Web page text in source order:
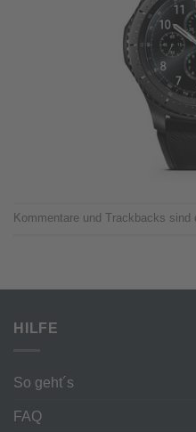
Kommentare und Trackbacks sind
HILFE
So geht´s
FAQ